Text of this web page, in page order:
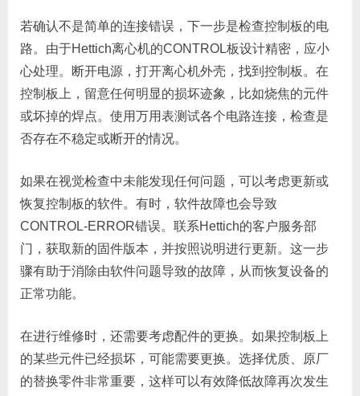
若确认不是简单的连接错误，下一步是检查控制板的电
路。由于Hettich离心机的CONTROL板设计精密，应小
心处理。断开电源，打开离心机外壳，找到控制板。在
控制板上，留意任何明显的损坏迹象，比如烧焦的元件
或坏掉的焊点。使用万用表测试各个电路连接，检查是
否存在不稳定或断开的情况。
如果在视觉检查中未能发现任何问题，可以考虑更新或
恢复控制板的软件。有时，软件故障也会导致
CONTROL-ERROR错误。联系Hettich的客户服务部
门，获取新的固件版本，并按照说明进行更新。这一步
骤有助于消除由软件问题导致的故障，从而恢复设备的
正常功能。
在进行维修时，还需要考虑配件的更换。如果控制板上
的某些元件已经损坏，可能需要更换。选择优质、原厂
的替换零件非常重要，这样可以有效降低故障再次发生